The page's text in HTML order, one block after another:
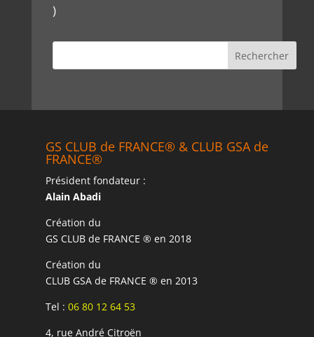
)
GS CLUB de FRANCE® & CLUB GSA de
FRANCE®
Président fondateur :
Alain Abadi
Création du
GS CLUB de FRANCE ® en 2018
Création du
CLUB GSA de FRANCE ® en 2013
Tel : 06 80 12 64 53
4, rue André Citroën